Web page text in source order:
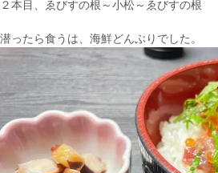
２本目、ゑびすの根～小松～ゑびすの根
潜ったら食うは、海鮮どんぶりでした。